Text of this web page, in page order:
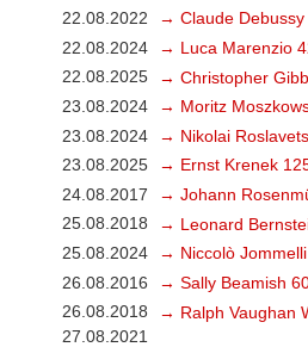
22.08.2022
→ Claude
22.08.2024
→ Luca Marenzio
22.08.2025
→ Christopher
23.08.2024
→ Moritz
23.08.2024
→ Nikolai
23.08.2025
→ Ernst Krenek
24.08.2017
→ Johann
25.08.2018
→ Leonard
25.08.2024
→ Niccolò
26.08.2016
→ Sally Beamish
26.08.2018
→ Ralph Vaughan
27.08.2021